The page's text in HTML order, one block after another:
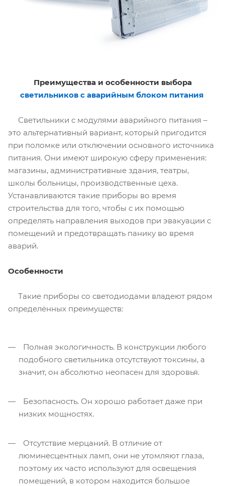
Преимущества и особенности выбора
светильников с аварийным блоком питания
Светильники с модулями аварийного питания –
это альтернативный вариант, который пригодится
при поломке или отключении основного источника
питания. Они имеют широкую сферу применения:
магазины, административные здания, театры,
школы больницы, производственные цеха.
Устанавливаются такие приборы во время
строительства для того, чтобы с их помощью
определять направления выходов при эвакуации с
помещений и предотвращать панику во время
аварий.
Особенности
Такие приборы со светодиодами владеют рядом
определённых преимуществ:
Полная экологичность. В конструкции любого
подобного светильника отсутствуют токсины, а
значит, он абсолютно неопасен для здоровья.
Безопасность. Он хорошо работает даже при
низких мощностях.
Отсутствие мерцаний. В отличие от
люминесцентных ламп, они не утомляют глаза,
поэтому их часто используют для освещения
помещений, в котором находится большое